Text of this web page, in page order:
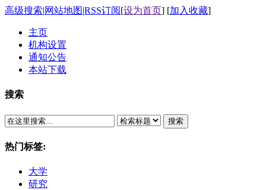
高级搜索|网站地图|RSS订阅[设为首页] [加入收藏]
主页
机构设置
通知公告
本站下载
搜索
搜索
热门标签:
大学
研究